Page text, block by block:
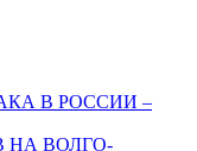
В РОССИИ –
НА ВОЛГО-